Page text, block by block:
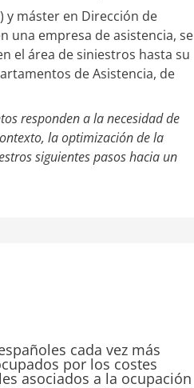
y máster en Dirección de
una empresa de asistencia, se
el área de siniestros hasta su
de Asistencia, de
responden a la necesidad de
la optimización de la
siguientes pasos hacia un
cada vez más
por los costes
asociados a la ocupación